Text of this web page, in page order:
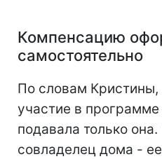
Компенсацию
самостоятельно
По словам Кристины,
участие в программе
подавала только она.
совладелец дома -